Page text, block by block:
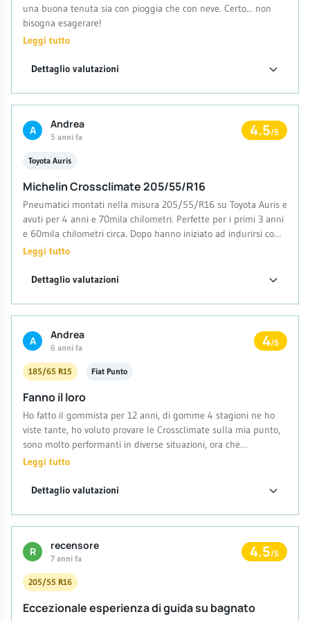
una buona tenuta sia con pioggia che con neve. Certo... non
bisogna esagerare!
Leggi tutto
Dettaglio valutazioni
A Andrea
5 anni fa 4.5/5
Toyota Auris
Michelin Crossclimate 205/55/R16
Pneumatici montati nella misura 205/55/R16 su Toyota Auris e
avuti per 4 anni e 70mila chilometri. Perfette per i primi 3 anni
e 60mila chilometri circa. Dopo hanno iniziato ad indurirsi come
normale che sia ma garantendo sempre sicurezza. Eccellenti
caldo)! Validi sulla neve e sul ghiaccio, nulla da invidiare a
consumi bassi e rumorosità moderata. Al netto del prezzo non
pneumatici e la comodità dei 4 stagioni.
Leggi tutto
Dettaglio valutazioni
A Andrea
6 anni fa 4/5
185/65 R15 Fiat Punto
Fanno il loro
Ho fatto il gommista per 12 anni, di gomme 4 stagioni ne ho
viste tante, ho voluto provare le Crossclimate sulla mia punto,
sono molto performanti in diverse situazioni, ora che
cominciano ad invecchiare tendono, se fa molto caldo a perdere
Roma e hanno visto poca neve, ma quando è capitato si sono
ne hanno appena compiuti 4 e diventano leggermente
consiglio anche le Crosscontact della continental
Leggi tutto
Dettaglio valutazioni
R recensore
7 anni fa 4.5/5
205/55 R16
Eccezionale esperienza di guida su bagnato